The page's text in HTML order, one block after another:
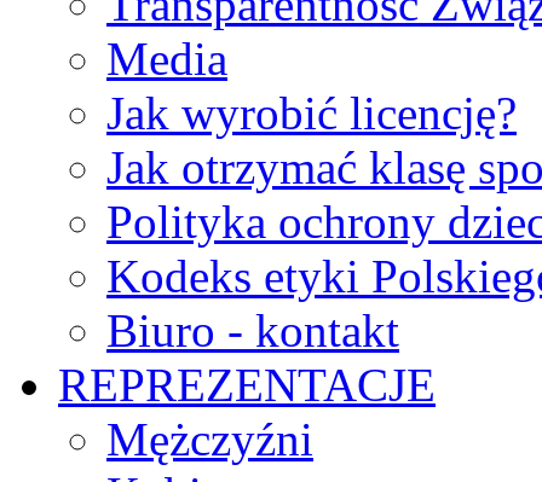
Media
Jak wyrobić licencję?
Jak otrzymać klasę
Polityka ochrony
Kodeks etyki
Biuro - kontakt
REPREZENTACJE
Mężczyźni